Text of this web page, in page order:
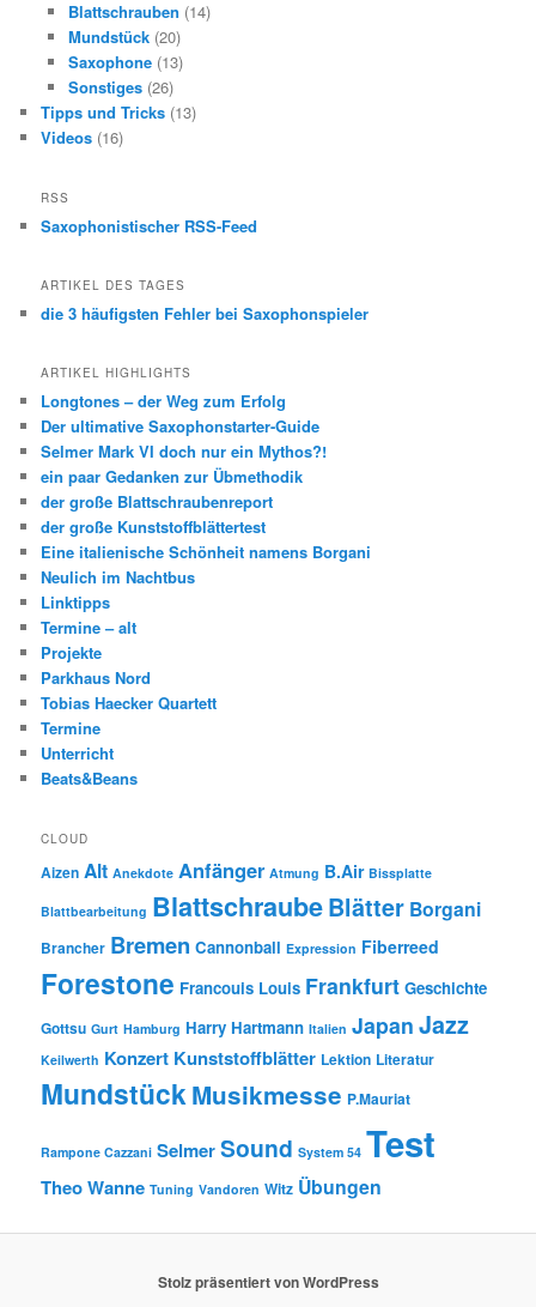
Blattschrauben (14)
Mundstück(20)
Saxophone(13)
Sonstiges(26)
Tipps und Tricks (13)
Videos (16)
RSS
Saxophonistischer RSS-Feed
ARTIKEL DES TAGES
die 3 häufigsten Fehler bei Saxophonspieler
ARTIKEL HIGHLIGHTS
Longtones – der Weg zum Erfolg
Der ultimative Saxophonstarter-Guide
Selmer Mark VI doch nur ein Mythos?!
ein paar Gedanken zur Übmethodik
der große Blattschraubenreport
der große Kunststoffblättertest
Eine italienische Schönheit namens Borgani
Neulich im Nachtbus
Linktipps
Termine – alt
Projekte
Parkhaus Nord
Tobias Haecker Quartett
Termine
Unterricht
Beats&Beans
CLOUD
Aizen Alt Anekdote Anfänger Atmung B.Air Bissplatte
Blattbearbeitung BlattschraubeBlätter Borgani
Brancher Bremen Cannonball Expression Fiberreed
Forestone Francouis Louis Frankfurt Geschichte
Gottsu Gurt Hamburg Harry Hartmann Italien Japan Jazz
Keilwerth Konzert Kunststoffblätter Lektion Literatur
MundstückMusikmesse P.Mauriat
Rampone Cazzani SelmerSound System 54 Test
Theo Wanne Tuning Vandoren Witz Übungen
Stolz präsentiert von WordPress